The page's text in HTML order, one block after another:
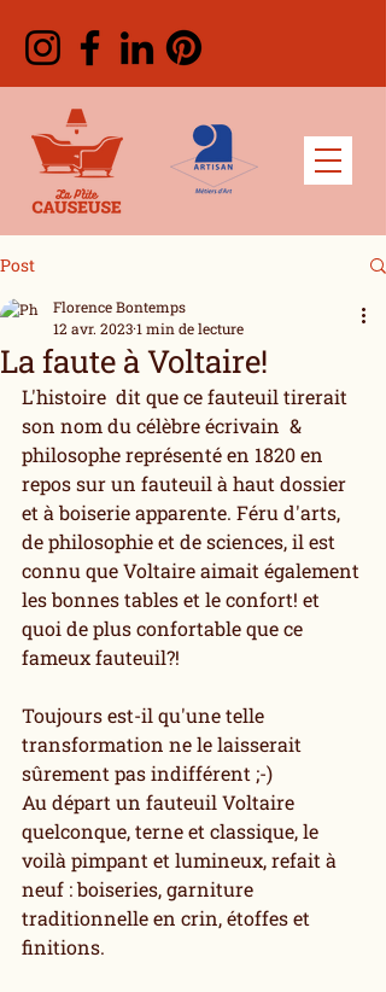
Post
La faute à Voltaire!
Florence Bontemps
12 avr. 20231 min de lecture
L'histoire  dit que ce fauteuil tirerait
son nom du célèbre écrivain  &
philosophe représenté en 1820 en
repos sur un fauteuil à haut dossier
et à boiserie apparente. Féru d'arts,
de philosophie et de sciences, il est
connu que Voltaire aimait également
les bonnes tables et le confort! et
quoi de plus confortable que ce
fameux fauteuil?!
Toujours est-il qu'une telle
transformation ne le laisserait
sûrement pas indifférent ;-)
Au départ un fauteuil Voltaire
quelconque, terne et classique, le
voilà pimpant et lumineux, refait à
neuf : boiseries, garniture
traditionnelle en crin, étoffes et
finitions.